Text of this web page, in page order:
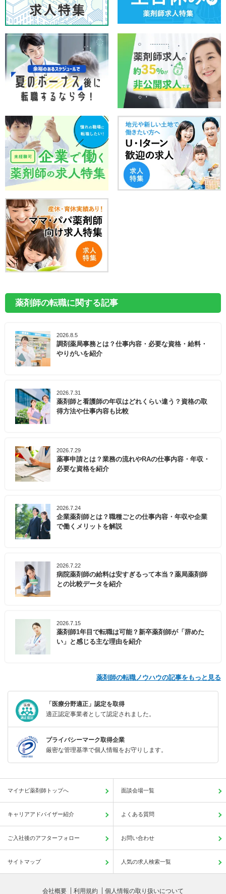
薬剤師の転職に関する記事
2026.8.5
調剤薬局事務とは？仕事内容・必要な資格・給料・
やりがいを紹介
2026.7.31
薬剤師と看護師の年収はどれくらい違う？資格の取
得方法や仕事内容も比較
2026.7.29
薬事申請とは？業務の流れやRAの仕事内容・年収・
必要な資格を紹介
2026.7.24
企業薬剤師とは？職種ごとの仕事内容・年収や企業
で働くメリットを解説
2026.7.22
病院薬剤師の給料は安すぎるって本当？薬局薬剤師
との比較データを紹介
2026.7.15
薬剤師1年目で転職は可能？新卒薬剤師が「辞めた
い」と感じる主な理由を紹介
薬剤師の転職ノウハウの記事をもっと見る
「医療分野適正」認定を取得
適正認定事業者として認定されました。
プライバシーマーク取得企業
厳密な管理基準で個人情報をお守りします。
マイナビ薬剤師トップへ 面談会場一覧
キャリアアドバイザー紹介 よくある質問
ご入社後のアフターフォロー お問い合わせ
サイトマップ 人気の求人検索一覧
会社概要 利用規約 個人情報の取り扱いについて